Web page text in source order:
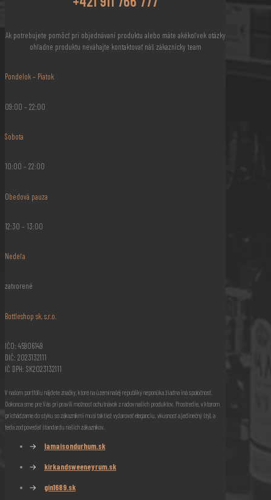
Ak potrebujete pomôcť pri objednávaní produktu alebo máte akékoľvek otázky
ohľadne produktu neváhajte kontaktovať náš zákaznícky team
Pondelok – Piatok
09:00 – 22:00
Sobota
10:00 – 22:00
Obedová pauza
12:30 – 13:00
Nedeľa
zatvorené
Bottleshop sk, s.r.o.
IČO: 45906149
DIČ: 2023132111
IČ DPH: SK2023132111
V našom portfóliu nájdete značky, ktoré na území našej republiky neponúka žiadna iná spoločnosť.
Dokonca sme pre Vás pripravili možnosť ochutnávok z radov našich produktov. Prostredie, v ktorom
prichádzame do styku so zákazníkmi musí taktiež vyžarovať eleganciu, vkusnosť a jedinečný štýl, a
teda zodpovedať štandardu našich zákazníkov.
→ lamaisondurhum.sk
→ kirkandsweeneyrum.sk
→ gin1689.sk